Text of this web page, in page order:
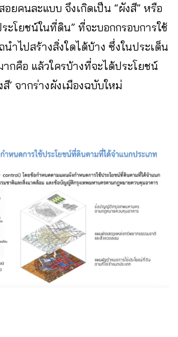
อยคนละแบบ จึงเกิดเป็น “ผังสี” หรือ
ะโยชน์ในที่ดิน” ที่จะบอกกรอบการใช้
ำไปสร้างสิ่งใดได้บ้าง ซึ่งในประเด็น
กคือ แล้วใครบ้างที่จะได้ประโยชน์
’ จากร่างผังเมืองฉบับใหม่